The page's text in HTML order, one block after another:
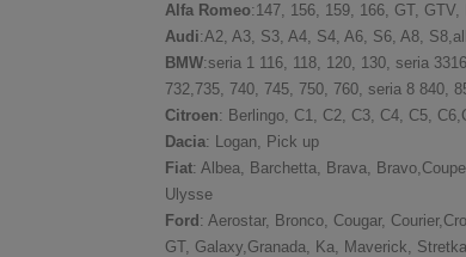
Alfa Romeo:147, 156, 159, 166, GT,
Audi:A2, A3, S3, A4, S4, A6, S6, A8,
BMW:seria 1 116, 118, 120, 130, seria
732,735, 740, 745, 750, 760, seria 8 840,
Citroen: Berlingo, C1, C2, C3, C4, C5,
Dacia: Logan, Pick up
Fiat: Albea, Barchetta, Brava,
Ulysse
Ford : Aerostar, Bronco, Cougar,
GT, Galaxy,Granada, Ka, Maverick,